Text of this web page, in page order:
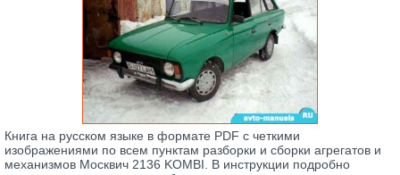
Книга на русском языке в формате PDF с четкими
изображениями по всем пунктам разборки и сборки агрегатов и
механизмов Москвич 2136 KOMBI. В инструкции подробно